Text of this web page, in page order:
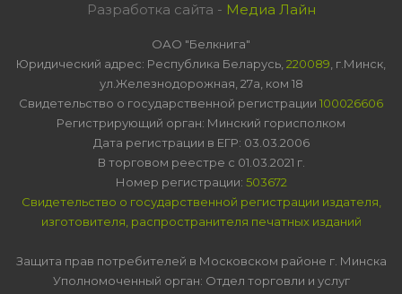
Разработка сайта - Медиа Лайн
ОАО "Белкнига"
Юридический адрес: Республика Беларусь, 220089 , г.Минск,
ул.Железнодорожная, 27а, ком 18
Свидетельство о государственной регистрации 100026606
Регистрирующий орган: Минский горисполком
Дата регистрации в ЕГР: 03.03.2006
В торговом реестре с 01.03.2021 г.
Номер регистрации: 503672
Свидетельство о государственной регистрации издателя,
изготовителя, распространителя печатных изданий
Защита прав потребителей в Московском районе г. Минска
Уполномоченный орган: Отдел торговли и услуг